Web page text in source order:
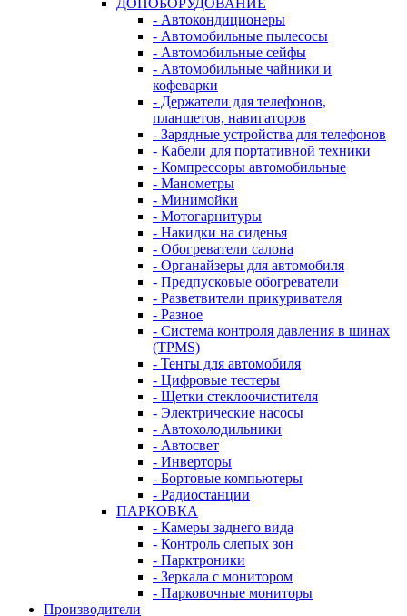
ДОПОБОРУДОВАНИЕ
- Автокондиционеры
- Автомобильные пылесосы
- Автомобильные сейфы
- Автомобильные чайники и
кофеварки
- Держатели для телефонов,
планшетов, навигаторов
- Зарядные устройства для телефонов
- Кабели для портативной техники
- Компрессоры автомобильные
- Манометры
- Минимойки
- Мотогарнитуры
- Накидки на сиденья
- Обогреватели салона
- Органайзеры для автомобиля
- Предпусковые обогреватели
- Разветвители прикуривателя
- Разное
- Система контроля давления в шинах
(TPMS)
- Тенты для автомобиля
- Цифровые тестеры
- Щетки стеклоочистителя
- Электрические насосы
- Автохолодильники
- Автосвет
- Инверторы
- Бортовые компьютеры
- Радиостанции
ПАРКОВКА
- Камеры заднего вида
- Контроль слепых зон
- Парктроники
- Зеркала с монитором
- Парковочные мониторы
Производители